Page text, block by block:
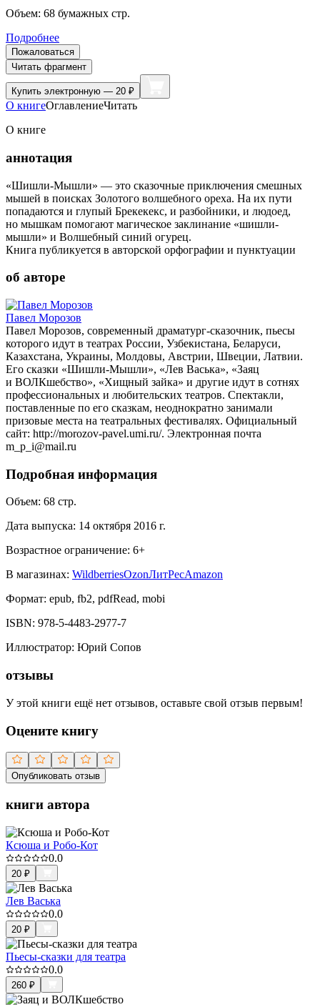
Объем: 68 бумажных стр.
Подробнее
Пожаловаться
Читать фрагмент
Купить электронную — 20 ₽
О книгеОглавлениеЧитать
О книге
аннотация
«Шишли-Мышли» — это сказочные приключения смешных
мышей в поисках Золотого волшебного ореха. На их пути
попадаются и глупый Брекекекс, и разбойники, и людоед,
но мышкам помогают магическое заклинание «шишли-
мышли» и Волшебный синий огурец.
Книга публикуется в авторской орфографии и пунктуации
об авторе
Павел Морозов
Павел Морозов, современный драматург-сказочник, пьесы
которого идут в театрах России, Узбекистана, Беларуси,
Казахстана, Украины, Молдовы, Австрии, Швеции, Латвии.
Его сказки «Шишли-Мышли», «Лев Васька», «Заяц
и ВОЛКшебство», «Хищный зайка» и другие идут в сотнях
профессиональных и любительских театров. Спектакли,
поставленные по его сказкам, неоднократно занимали
призовые места на театральных фестивалях. Официальный
сайт: http://morozov-pavel.umi.ru/. Электронная почта
m_p_i@mail.ru
Подробная информация
Объем: 68 стр.
Дата выпуска: 14 октября 2016 г.
Возрастное ограничение: 6+
В магазинах: WildberriesOzonЛитРесAmazon
Формат: epub, fb2, pdfRead, mobi
ISBN: 978-5-4483-2977-7
Иллюстратор: Юрий Сопов
отзывы
У этой книги ещё нет отзывов, оставьте свой отзыв первым!
Оцените книгу
Опубликовать отзыв
книги автора
Ксюша и Робо-Кот
0.0
20 ₽
Лев Васька
0.0
20 ₽
Пьесы-сказки для театра
0.0
260 ₽